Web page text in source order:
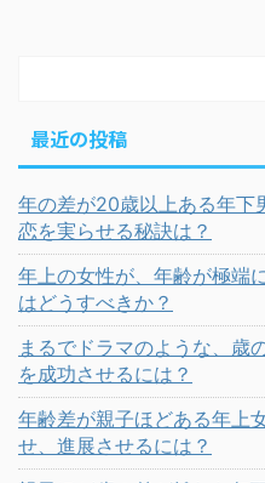
最近の投稿
年の差が20歳以上ある年下
恋を実らせる秘訣は？
年上の女性が、年齢が極端
はどうすべきか？
まるでドラマのような、歳
を成功させるには？
年齢差が親子ほどある年上
せ、進展させるには？